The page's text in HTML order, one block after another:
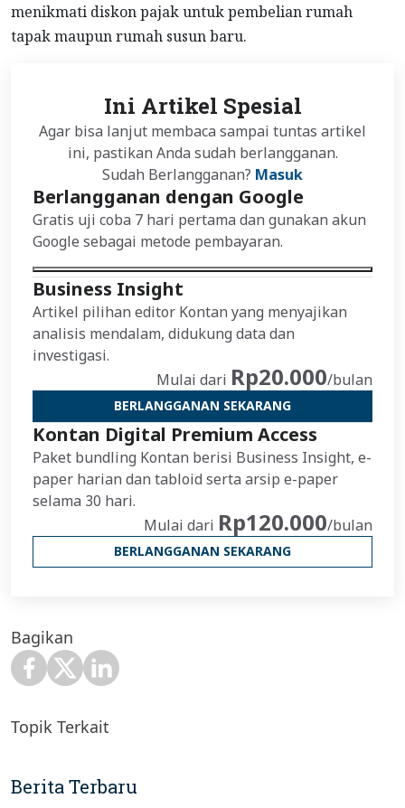
menikmati diskon pajak untuk pembelian rumah
tapak maupun rumah susun baru.
Ini Artikel Spesial
Agar bisa lanjut membaca sampai tuntas artikel
ini, pastikan Anda sudah berlangganan.
Sudah Berlangganan? Masuk
Berlangganan dengan Google
Gratis uji coba 7 hari pertama dan gunakan akun
Google sebagai metode pembayaran.
Business Insight
Artikel pilihan editor Kontan yang menyajikan
analisis mendalam, didukung data dan
investigasi.
Mulai dari Rp20.000/bulan
BERLANGGANAN SEKARANG
Kontan Digital Premium Access
Paket bundling Kontan berisi Business Insight, e-
paper harian dan tabloid serta arsip e-paper
selama 30 hari.
Mulai dari Rp120.000/bulan
BERLANGGANAN SEKARANG
Bagikan
Topik Terkait
Berita Terbaru